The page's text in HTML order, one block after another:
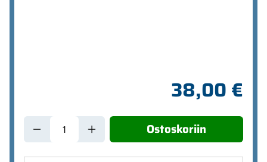
38,00 €
Ostoskoriin